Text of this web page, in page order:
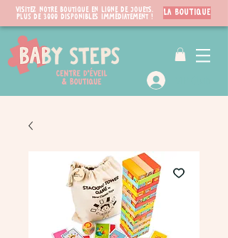
Visitez notre boutique en ligne de jouets.
PLUS de 3000 disponibles immédiatement !
LA BOUTIQUE